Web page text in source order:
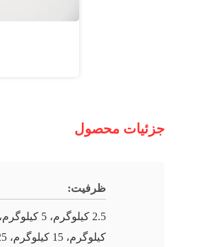
جزئیات محصول
ظرفیت:
کیلوگرم، 15 کیلوگرم، 25 کیلوگرم، 50 کیلوگرم